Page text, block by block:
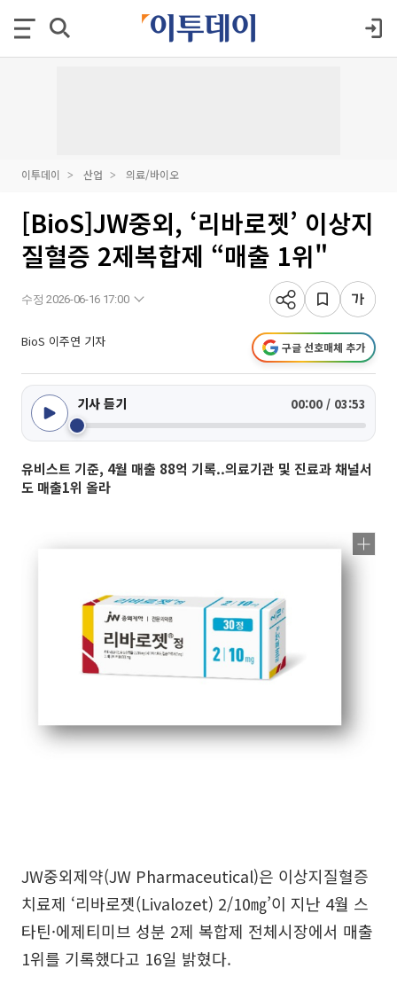
이투데이 산업 의료/바이오
[BioS]JW중외, ‘리바로젯’ 이상지
질혈증 2제복합제 “매출 1위"
수정 2026-06-16 17:00
BioS 이주연 기자 구글 선호매체 추가
기사 듣기 00:00 / 03:53
유비스트 기준, 4월 매출 88억 기록..의료기관 및 진료과 채널서
도 매출1위 올라
JW중외제약(JW Pharmaceutical)은 이상지질혈증
치료제 ‘리바로젯(Livalozet) 2/10㎎’이 지난 4월 스
타틴·에제티미브 성분 2제 복합제 전체시장에서 매출
1위를 기록했다고 16일 밝혔다.